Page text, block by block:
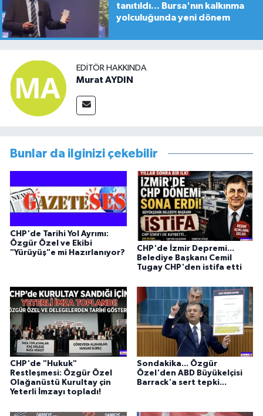
tanıtıldı... Bursa'nın kalkınma
yolculuğunda yeni dönem
EDITÖR HAKKINDA
Murat AYDIN
Bunlar da ilginizi çekebilir
CHP'de Tarihi Yol Ayrımı:
Özgür Özel ve Ekibi
"Yürüyüş"e mi Hazırlanıyor?
CHP'de İzmir Depremi...
Belediye Başkanı Cemil
Tugay CHP'den istifa etti
CHP'de "Hukuk"
Restleşmesi: Özgür Özel
Olağanüstü Kurultay çin
Yeterli İmzayı topladı!
Sondakika... Özgür
Özel'den ABD Büyükelçisi
Barrack'a sert tepki...